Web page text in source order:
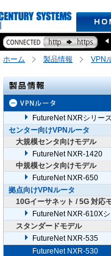
ホーム 製品情報 VPN
FutureNet NXRシリー
センター向けVPNルータ
大規模センタ向けモデル
FutureNet NXR-1420
中規模センタ向けモデル
FutureNet NXR-650
拠点向けVPNルータ
10Gイーサネット / 5G 対応
FutureNet NXR-610X
スタンダードモデル
FutureNet NXR-535
FutureNet NXR-530